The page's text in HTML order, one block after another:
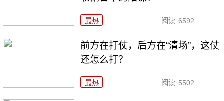
最热 阅读 6592
前方在打仗，后方在“清场”，这仗
还怎么打？
最热 阅读 5502